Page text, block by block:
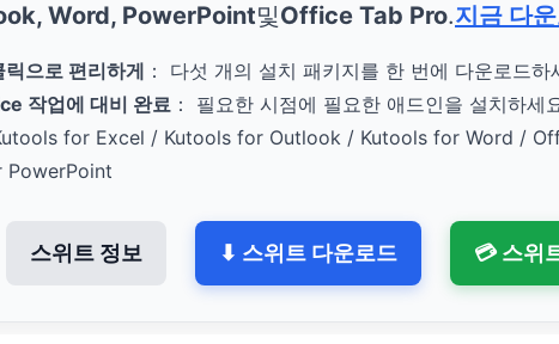
Word, PowerPoint및Office Tab Pro.지금 다
릭으로 편리하게 ： 다섯 개의 설치 패키지를 한 번에 다운로드하
작업에 대비 완료 ： 필요한 시점에 필요한 애드인을 설치하세요
for Excel / Kutools for Outlook / Kutools for Word /
PowerPoint
스위트 정보 ⬇ 스위트 다운로드 💳 스위